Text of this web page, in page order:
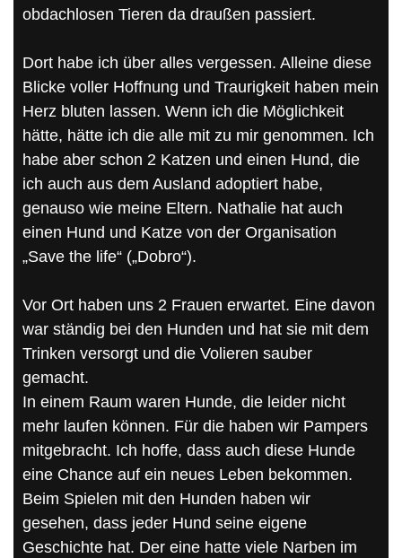
obdachlosen Tieren da draußen passiert.
Dort habe ich über alles vergessen. Alleine diese
Blicke voller Hoffnung und Traurigkeit haben mein
Herz bluten lassen. Wenn ich die Möglichkeit
hätte, hätte ich die alle mit zu mir genommen. Ich
habe aber schon 2 Katzen und einen Hund, die
ich auch aus dem Ausland adoptiert habe,
genauso wie meine Eltern. Nathalie hat auch
einen Hund und Katze von der Organisation
„Save the life“ („Dobro“).
Vor Ort haben uns 2 Frauen erwartet. Eine davon
war ständig bei den Hunden und hat sie mit dem
Trinken versorgt und die Volieren sauber
gemacht.
In einem Raum waren Hunde, die leider nicht
mehr laufen können. Für die haben wir Pampers
mitgebracht. Ich hoffe, dass auch diese Hunde
eine Chance auf ein neues Leben bekommen.
Beim Spielen mit den Hunden haben wir
gesehen, dass jeder Hund seine eigene
Geschichte hat. Der eine hatte viele Narben im